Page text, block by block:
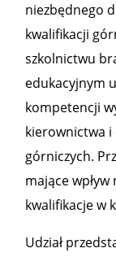
niezbędnego
kwalifikacji
szkolnictwu
edukacyjnym
kompetencji
kierownictwa i
górniczych.
mające
kwalifikacje w
Udział